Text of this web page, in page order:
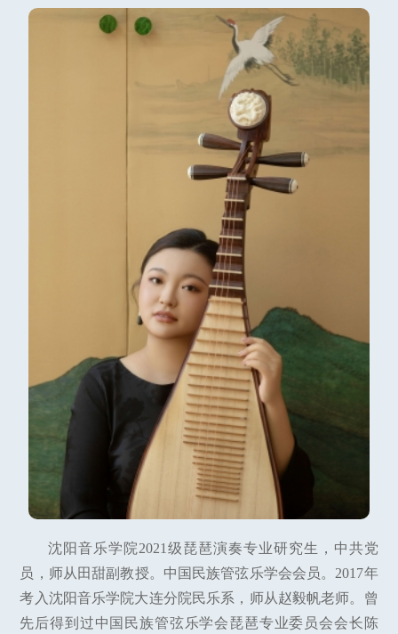
沈阳音乐学院2021级琵琶演奏专业研究生，中共党
员，师从田甜副教授。中国民族管弦乐学会会员。2017年
考入沈阳音乐学院大连分院民乐系，师从赵毅帆老师。曾
先后得到过中国民族管弦乐学会琵琶专业委员会会长陈